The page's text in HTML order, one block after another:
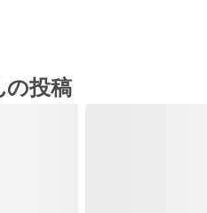
の投稿